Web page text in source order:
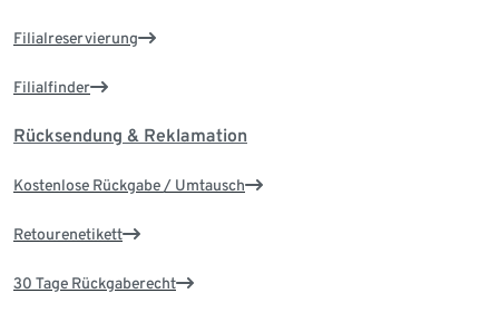
Filialreservierung
Filialfinder
Rücksendung & Reklamation
Kostenlose Rückgabe / Umtausch
Retourenetikett
30 Tage Rückgaberecht